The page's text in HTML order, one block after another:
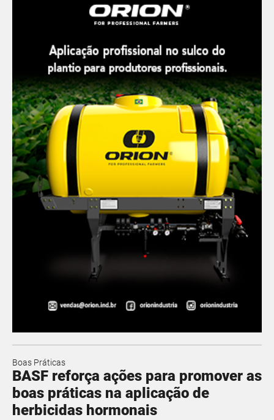
Boas Práticas
BASF reforça ações para promover as
boas práticas na aplicação de
herbicidas hormonais